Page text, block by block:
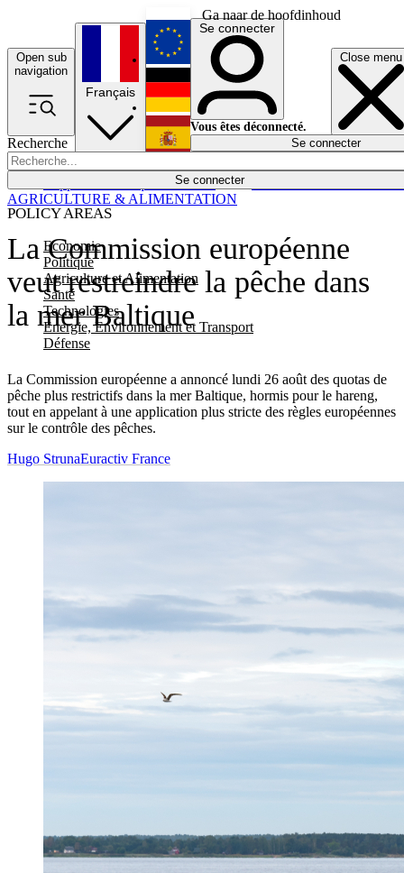
Ga naar de hoofdinhoud
Open sub
navigation
Close menu
Recherche
Se connecter
POLICY AREAS
Economie
Politique
Agriculture et Alimentation
Santé
Technologies
Energie, Environnement et Transport
Défense
Économie
Français
English
Deutsch
Español
Se connecter
Vous êtes déconnecté.
Se connecter
La Commission européenne
veut restreindre la pêche dans
la mer Baltique
La Commission européenne a annoncé lundi 26 août des quotas de
pêche plus restrictifs dans la mer Baltique, hormis pour le hareng,
tout en appelant à une application plus stricte des règles européennes
sur le contrôle des pêches.
AGRICULTURE & ALIMENTATION
Hugo StrunaEuractiv France